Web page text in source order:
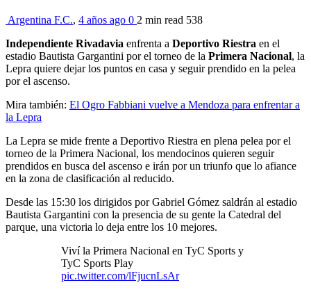
Argentina F.C., 4 años ago 0 2 min read 538
Independiente Rivadavia enfrenta a Deportivo Riestra en el
estadio Bautista Gargantini por el torneo de la Primera Nacional, la
Lepra quiere dejar los puntos en casa y seguir prendido en la pelea
por el ascenso.
Mira también: El Ogro Fabbiani vuelve a Mendoza para enfrentar a
la Lepra
La Lepra se mide frente a Deportivo Riestra en plena pelea por el
torneo de la Primera Nacional, los mendocinos quieren seguir
prendidos en busca del ascenso e irán por un triunfo que lo afiance
en la zona de clasificación al reducido.
Desde las 15:30 los dirigidos por Gabriel Gómez saldrán al estadio
Bautista Gargantini con la presencia de su gente la Catedral del
parque, una victoria lo deja entre los 10 mejores.
Viví la Primera Nacional en TyC Sports y
TyC Sports Play
pic.twitter.com/lFjucnLsAr